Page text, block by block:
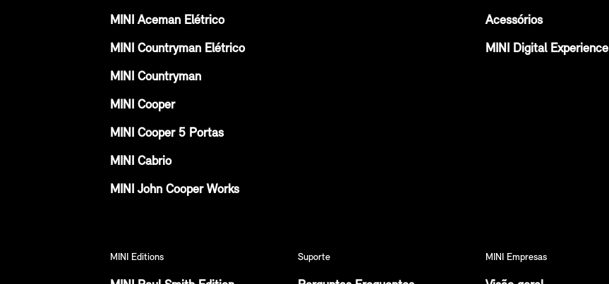
MINI Aceman Elétrico
MINI Countryman Elétrico
MINI Countryman
MINI Cooper
MINI Cooper 5 Portas
MINI Cabrio
MINI John Cooper Works
Acessórios
MINI Digital Experience
MINI Editions Suporte MINI Empresas